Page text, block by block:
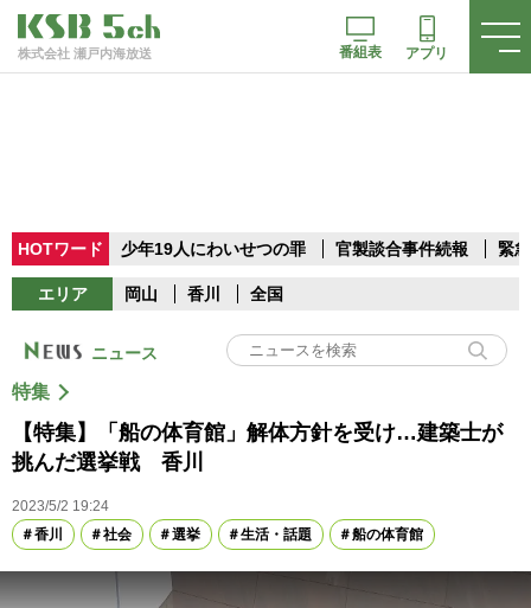
株式会社 瀬戸内海放送 番組表 アプリ
HOTワード 少年19人にわいせつの罪 官製談合事件続報 緊
エリア 岡山 香川 全国
ニュース
特集
【特集】「船の体育館」解体方針を受け…建築士が
挑んだ選挙戦 香川
2023/5/2 19:24
香川
社会 選挙 生活・話題 船の体育館